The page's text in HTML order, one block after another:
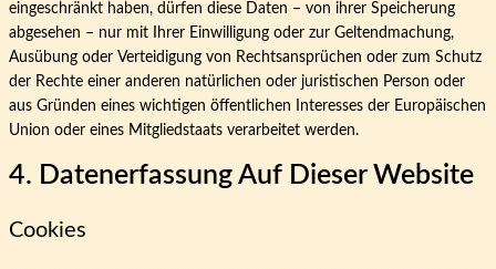
eingeschränkt haben, dürfen diese Daten – von ihrer Speicherung
abgesehen – nur mit Ihrer Einwilligung oder zur Geltendmachung,
Ausübung oder Verteidigung von Rechtsansprüchen oder zum Schutz
der Rechte einer anderen natürlichen oder juristischen Person oder
aus Gründen eines wichtigen öffentlichen Interesses der Europäischen
Union oder eines Mitgliedstaats verarbeitet werden.
4. Datenerfassung Auf Dieser Website
Cookies